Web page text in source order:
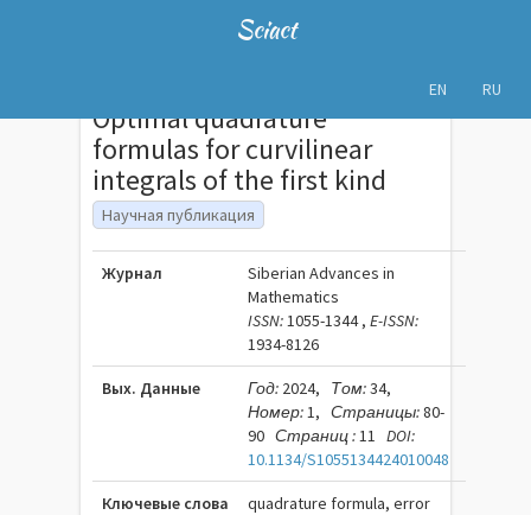
Sciact
EN RU
Optimal quadrature
formulas for curvilinear
integrals of the first kind
Научная публикация
Журнал
Siberian Advances in
Mathematics
ISSN:1055-1344 ,E-ISSN:
1934-8126
Вых. Данные Год: 2024, Том:34,
Номер:1, Страницы:80-
90 Страниц :11 DOI:
10.1134/S1055134424010048
Ключевые слова
quadrature formula, error